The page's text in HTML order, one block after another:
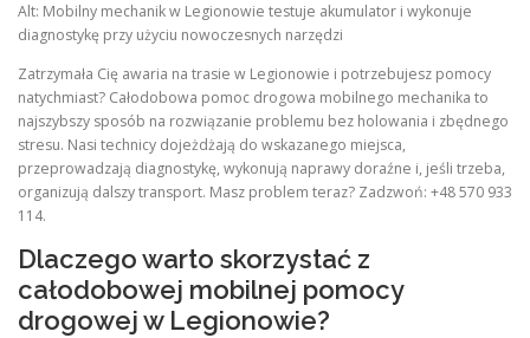
Alt: Mobilny mechanik w Legionowie testuje akumulator i wykonuje
diagnostykę przy użyciu nowoczesnych narzędzi
Zatrzymała Cię awaria na trasie w Legionowie i potrzebujesz pomocy
natychmiast? Całodobowa pomoc drogowa mobilnego mechanika to
najszybszy sposób na rozwiązanie problemu bez holowania i zbędnego
stresu. Nasi technicy dojeżdżają do wskazanego miejsca,
przeprowadzają diagnostykę, wykonują naprawy doraźne i, jeśli trzeba,
organizują dalszy transport. Masz problem teraz? Zadzwoń: +48 570 933
114.
Dlaczego warto skorzystać z
całodobowej mobilnej pomocy
drogowej w Legionowie?